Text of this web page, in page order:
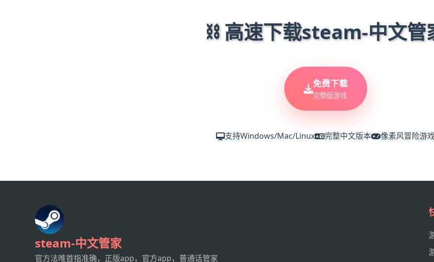
⛓️ 高速下载steam-中文管
免费下载
完整版游戏
支持Windows/Mac/Linux 完整中文版本 像素风冒险游
steam-中文管家
官方法唯首指准确，正版app，官方app，普通话管家